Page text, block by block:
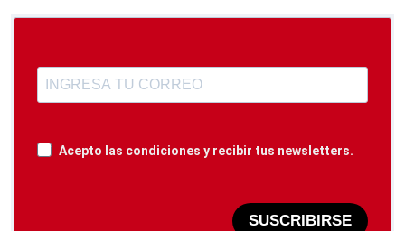
Acepto las condiciones y recibir tus newsletters.
SUSCRIBIRSE